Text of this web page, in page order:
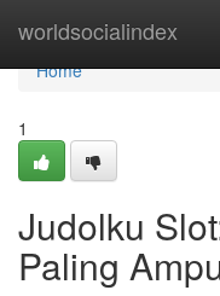
worldsocialindex
Home
Home
1
Judolku
Paling